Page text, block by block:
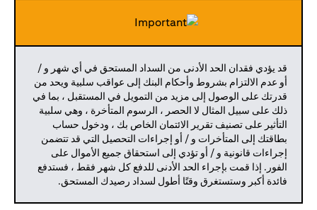
قد يؤدي فقدان الحد الأدنى من السداد المستحق في أي شهر و /
أو عدم الالتزام بشروط وأحكام البنك إلى عواقب سلبية ويحد من
قدرتك على الوصول إلى مزيد من التمويل في المستقبل ، بما في
ذلك على سبيل المثال لا الحصر ، الرسوم المتأخرة ، وهي سلبية
التأثير على تصنيف تقرير الائتمان الخاص بك ، ودخول حساب
بطاقتك إلى المتأخرات و / أو إجراءات التحصيل التي قد تتضمن
إجراءات قانونية و / أو تؤدي إلى استحقاق جميع الأموال على
الفور. إذا قمت بإجراء الحد الأدنى للدفع كل شهر فقط ، فستدفع
فائدة أكبر وستستغرق وقتًا أطول لسداد رصيدك المستحق.